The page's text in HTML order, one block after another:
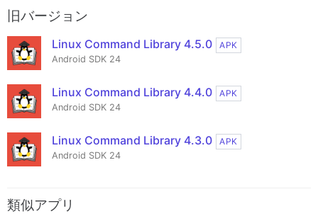
旧バージョン
Linux Command Library 4.5.0
APK
Android SDK 24
Linux Command Library 4.4.0
APK
Android SDK 24
Linux Command Library 4.3.0
APK
Android SDK 24
類似アプリ